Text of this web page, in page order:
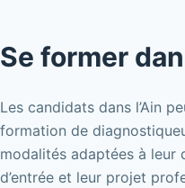
Se former
Les candidats dans l’Ain
formation de
modalités adaptées à leur
d’entrée et leur projet